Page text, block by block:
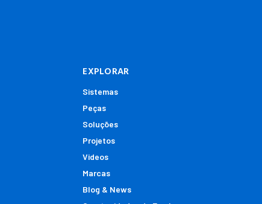
Semicondutor
Tratamento de Água Recuperada
EXPLORAR
Sistemas
Peças
Soluções
Projetos
Videos
Marcas
Blog & News